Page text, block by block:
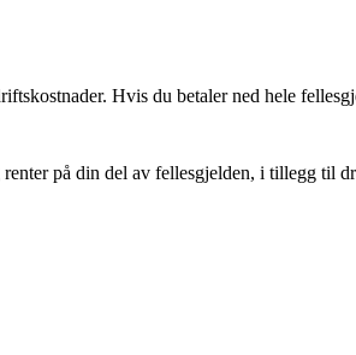
Hvis du betaler ned hele
på din del av fellesgjelden, i tillegg til